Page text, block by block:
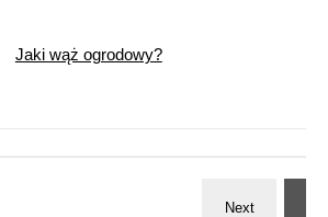
Jaki wąż ogrodowy?